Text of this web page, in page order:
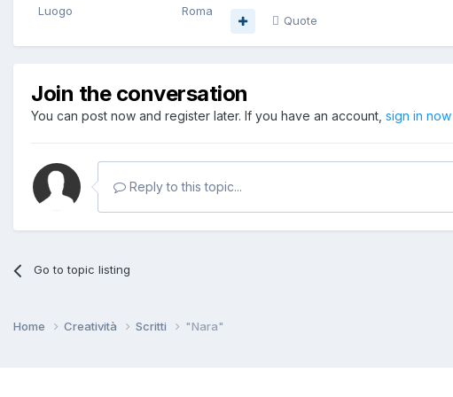
Luogo
Roma
Quote
Join the conversation
You can post now and register later. If you have an account, sign in now
Reply to this topic...
Go to topic listing
Home Creatività Scritti "Nara"